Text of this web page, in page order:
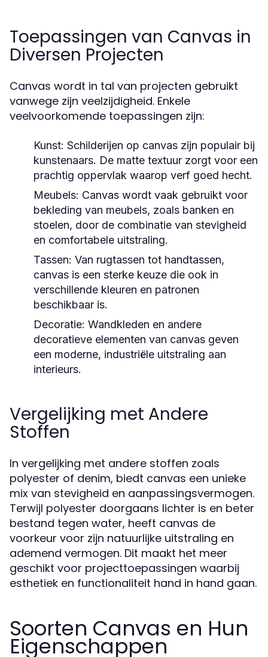
Toepassingen van Canvas in
Diversen Projecten
Canvas wordt in tal van projecten gebruikt
vanwege zijn veelzijdigheid. Enkele
veelvoorkomende toepassingen zijn:
Kunst: Schilderijen op canvas zijn populair bij
kunstenaars. De matte textuur zorgt voor een
prachtig oppervlak waarop verf goed hecht.
Meubels: Canvas wordt vaak gebruikt voor
bekleding van meubels, zoals banken en
stoelen, door de combinatie van stevigheid
en comfortabele uitstraling.
Tassen: Van rugtassen tot handtassen,
canvas is een sterke keuze die ook in
verschillende kleuren en patronen
beschikbaar is.
Decoratie: Wandkleden en andere
decoratieve elementen van canvas geven
een moderne, industriële uitstraling aan
interieurs.
Vergelijking met Andere
Stoffen
In vergelijking met andere stoffen zoals
polyester of denim, biedt canvas een unieke
mix van stevigheid en aanpassingsvermogen.
Terwijl polyester doorgaans lichter is en beter
bestand tegen water, heeft canvas de
voorkeur voor zijn natuurlijke uitstraling en
ademend vermogen. Dit maakt het meer
geschikt voor projecttoepassingen waarbij
esthetiek en functionaliteit hand in hand gaan.
Soorten Canvas en Hun
Eigenschappen